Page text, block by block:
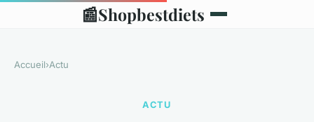
📰Shopbestdiets
Accueil›Actu
ACTU